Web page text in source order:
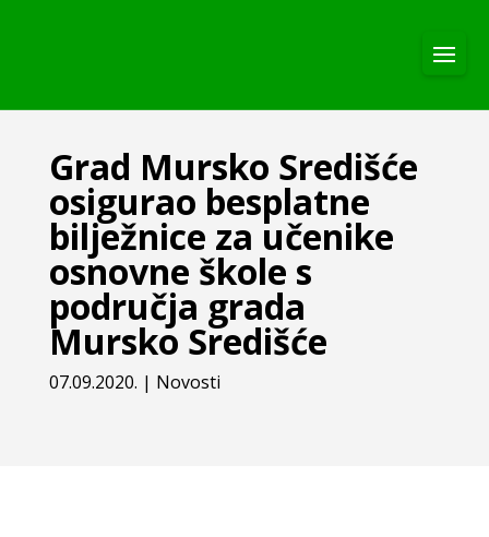
Grad Mursko Središće
osigurao besplatne
bilježnice za učenike
osnovne škole s
područja grada
Mursko Središće
07.09.2020. | Novosti